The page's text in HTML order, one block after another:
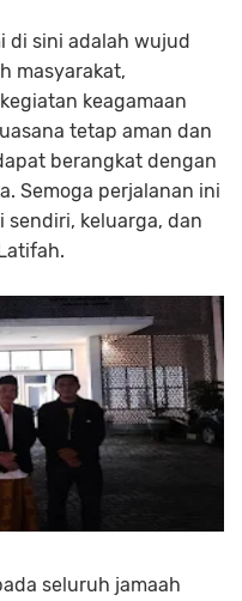
di sini adalah wujud
masyarakat,
keagamaan
tetap aman dan
berangkat dengan
Semoga perjalanan ini
sendiri, keluarga, dan
seluruh jamaah